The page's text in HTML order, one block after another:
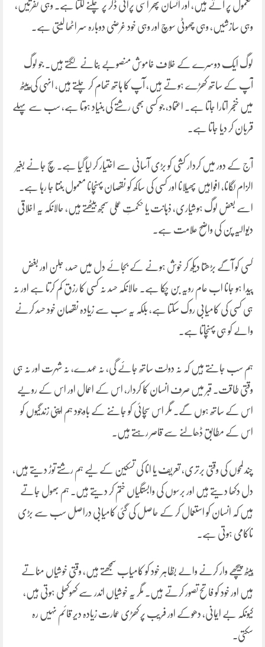
معمول پر آتے ہیں، اور انسان پھر اسی پرانی ڈگر پر چلنے لگتا ہے۔ وہی نفرتیں،
وہی سازشیں، وہی چھوٹی سوچ اور وہی خود غرضی دوبارہ سر اٹھا لیتی ہے۔
لوگ ایک دوسرے کے خلاف خاموش منصوبے بنانے لگتے ہیں۔ جو لوگ
آپ کے ساتھ کھڑے ہوتے ہیں، آپ کا ہاتھ تھام کر چلتے ہیں، انہی کی پیٹھ
میں خنجر اتارا جاتا ہے۔ اعتماد، جو کسی بھی رشتے کی بنیاد ہوتا ہے، سب سے پہلے
قربان کر دیا جاتا ہے۔
آج کے دور میں کردار کشی کو بڑی آسانی سے اختیار کر لیا گیا ہے۔ سچ جانے بغیر
الزام لگانا، افواہیں پھیلانا اور کسی کی ساکھ کو نقصان پہنچانا معمول بنتا جا رہا ہے۔
اسے بعض لوگ ہوشیاری، ذہانت یا حکمتِ عملی سمجھ بیٹھتے ہیں، حالانکہ یہ اخلاقی
دیوالیہ پن کی واضح علامت ہے۔
کسی کو آگے بڑھتا دیکھ کر خوش ہونے کے بجائے دل میں حسد، جلن اور بغض
پیدا ہو جانا اب عام رویہ بن چکا ہے۔ حالانکہ حسد نہ کسی کا رزق کم کرتا ہے اور نہ
ہی کسی کی کامیابی روک سکتا ہے، بلکہ یہ سب سے زیادہ نقصان خود حسد کرنے
والے کو ہی پہنچاتا ہے۔
ہم سب جانتے ہیں کہ نہ دولت ساتھ جائے گی، نہ عہدے، نہ شہرت اور نہ ہی
وقتی طاقت۔ قبر میں صرف انسان کا کردار، اس کے اعمال اور اس کے رویے
اس کے ساتھ ہوں گے۔ مگر اس سچائی کو جاننے کے باوجود ہم اپنی زندگیوں کو
اس کے مطابق ڈھالنے سے قاصر رہتے ہیں۔
چند لمحوں کی وقتی برتری، تعریف یا انا کی تسکین کے لیے ہم رشتے توڑ دیتے ہیں،
دل دکھا دیتے ہیں اور برسوں کی وابستگیاں ختم کر دیتے ہیں۔ ہم بھول جاتے
ہیں کہ انسان کو استعمال کر کے حاصل کی گئی کامیابی دراصل سب سے بڑی
ناکامی ہوتی ہے۔
پیٹھ پیچھے وار کرنے والے بظاہر خود کو کامیاب سمجھتے ہیں، وقتی خوشیاں مناتے
ہیں اور خود کو فاتح تصور کرتے ہیں۔ مگر یہ خوشیاں اندر سے کھوکھلی ہوتی ہیں،
کیونکہ بے ایمانی، دھوکے اور فریب پر کھڑی عمارت زیادہ دیر قائم نہیں رہ
سکتی۔